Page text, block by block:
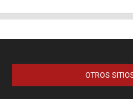
OTROS